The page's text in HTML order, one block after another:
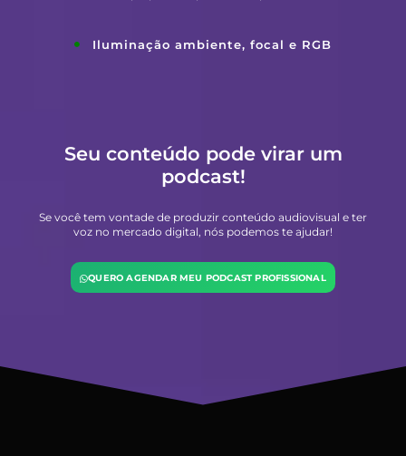
Iluminação ambiente, focal e RGB
Seu conteúdo pode virar um
podcast!
Se você tem vontade de produzir conteúdo audiovisual e ter
voz no mercado digital, nós podemos te ajudar!
QUERO AGENDAR MEU PODCAST PROFISSIONAL